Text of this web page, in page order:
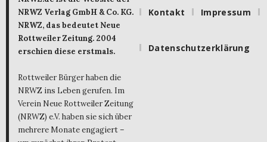
NRWZ Verlag GmbH & Co. KG.
NRWZ, das bedeutet Neue
Rottweiler Zeitung. 2004
erschien diese erstmals.
Rottweiler Bürger haben die
NRWZ ins Leben gerufen. Im
Verein Neue Rottweiler Zeitung
(NRWZ) e.V. haben sie sich über
mehrere Monate engagiert –
Kontakt Impressum
Datenschutzerklärung